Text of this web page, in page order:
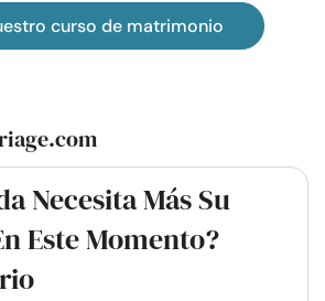
curso de matrimonio
Necesita Más Su
Este Momento?